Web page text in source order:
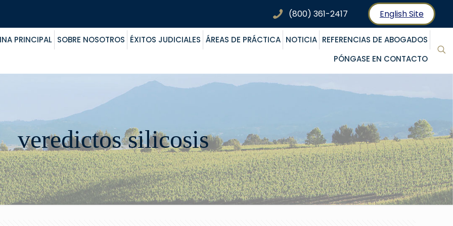
(800) 361-2417 English Site
PRINCIPAL SOBRE NOSOTROS ÉXITOS JUDICIALES ÁREAS DE PRÁCTICA NOTICIA REFERENCIAS DE ABOGADOS
PÓNGASE EN CONTACTO
veredictos silicosis